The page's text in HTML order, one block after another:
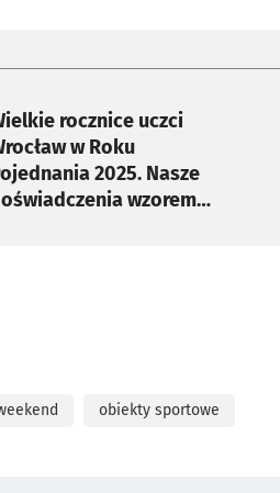
rocznice uczci
w Roku
2025. Nasze
wzorem
karcie
obiekty sportowe